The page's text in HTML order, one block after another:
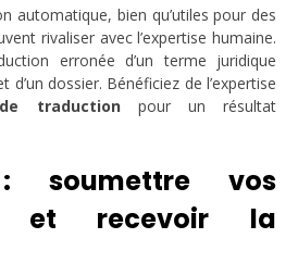
automatique, bien qu’utiles pour des
rivaliser avec l’expertise humaine.
erronée d’un terme juridique
dossier. Bénéficiez de l’expertise
traductionpour un résultat
soumettre vos
et recevoir la